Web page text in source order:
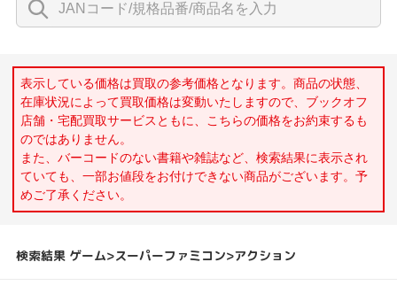
表示している価格は買取の参考価格となります。商品の状態、
在庫状況によって買取価格は変動いたしますので、ブックオフ
店舗・宅配買取サービスともに、こちらの価格をお約束するも
のではありません。
また、バーコードのない書籍や雑誌など、検索結果に表示され
ていても、一部お値段をお付けできない商品がございます。予
めご了承ください。
検索結果 ゲーム>スーパーファミコン>アクション